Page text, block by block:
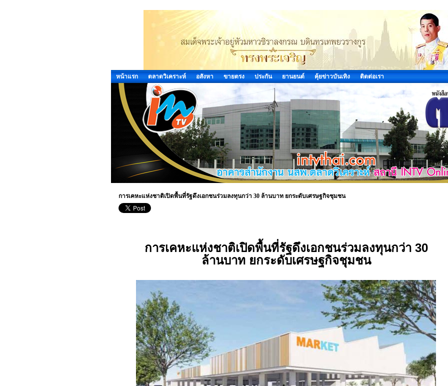
หน้าแรก ตลาดวิเคราะห์ อสังหา ขายตรง ประกัน ยานยนต์ คุ้ยข่าวบันเทิง ติดต่อเรา
การเคหะแห่งชาติเปิดพื้นที่รัฐดึงเอกชนร่วมลงทุนกว่า 30 ล้านบาท ยกระดับเศรษฐกิจชุมชน
การเคหะแห่งชาติเปิดพื้นที่รัฐดึงเอกชนร่วมลงทุนกว่า 30
ล้านบาท ยกระดับเศรษฐกิจชุมชน